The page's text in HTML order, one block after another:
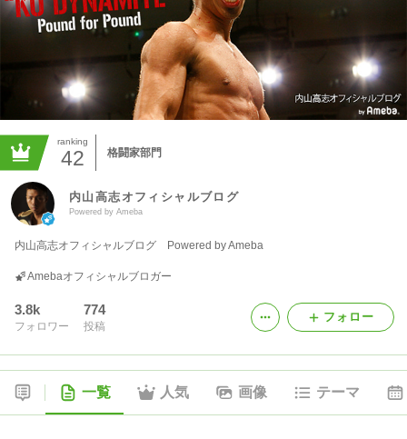
ranking
42 格闘家部門
内山高志オフィシャルブログ
Powered by Ameba
内山高志オフィシャルブログ Powered by Ameba
Amebaオフィシャルブロガー
3.8k
フォロワー
774
投稿
フォロー
一覧 人気 画像 テーマ